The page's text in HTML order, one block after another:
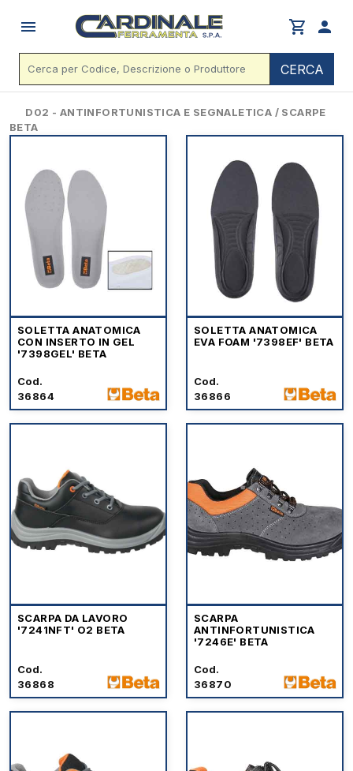
menu shopping_cart person
CERCA
D02 - ANTINFORTUNISTICA E SEGNALETICA / SCARPE
BETA
SOLETTA ANATOMICA
CON INSERTO IN GEL
'7398GEL' BETA
Cod.
36864
SOLETTA ANATOMICA
EVA FOAM '7398EF' BETA
Cod.
36866
SCARPA DA LAVORO
'7241NFT' O2 BETA
Cod.
36868
SCARPA
ANTINFORTUNISTICA
'7246E' BETA
Cod.
36870